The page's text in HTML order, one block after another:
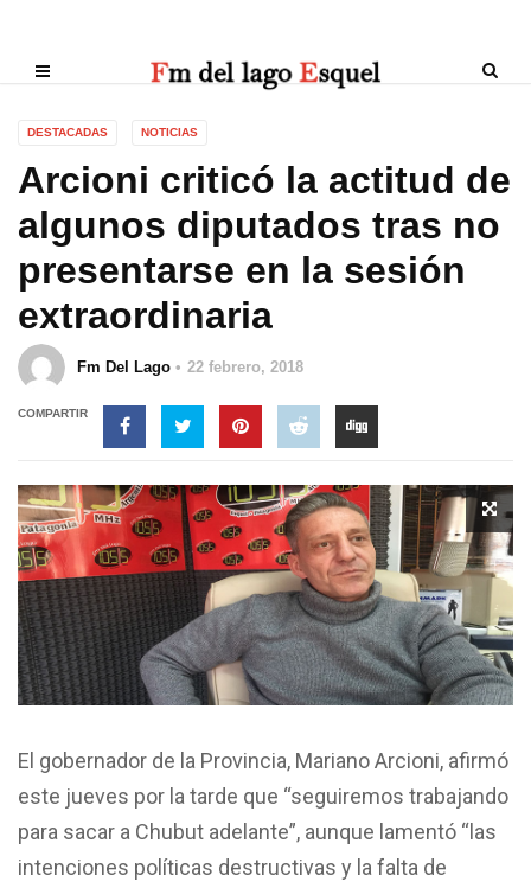
DESTACADAS NOTICIAS
Arcioni criticó la actitud de
algunos diputados tras no
presentarse en la sesión
extraordinaria
Fm Del Lago 22 febrero, 2018
COMPARTIR
El gobernador de la Provincia, Mariano Arcioni, afirmó
este jueves por la tarde que “seguiremos trabajando
para sacar a Chubut adelante”, aunque lamentó “las
intenciones políticas destructivas y la falta de